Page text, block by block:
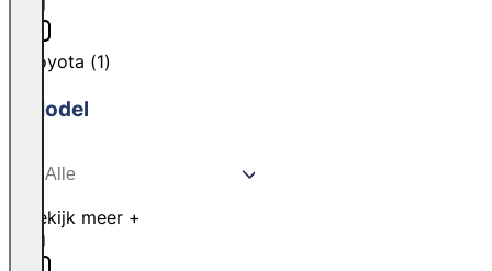
Toyota (1)
Model
Bekijk meer +